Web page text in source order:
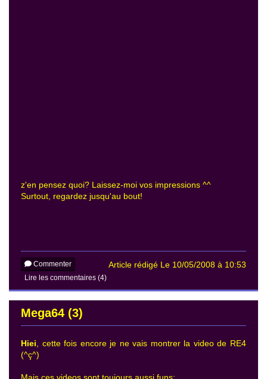
z'en pensez quoi? Laissez-moi vos impressions ^^
Surtout, regardez jusqu'au bout!
Article rédigé Le 10/05/2008 à 10:53
Commenter
Lire les commentaires (4)
Mega64 (3)
Hiei , cette fois encore je ne vais montrer la video de RE4
(^ç^)